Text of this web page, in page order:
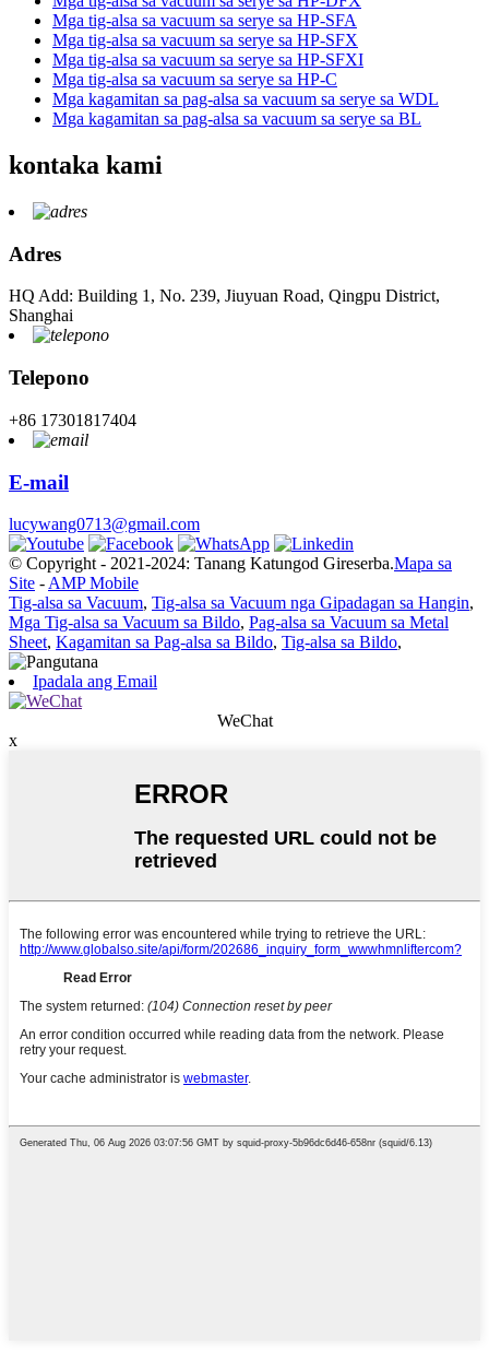
Mga tig-alsa sa vacuum sa serye sa HP-SFA
Mga tig-alsa sa vacuum sa serye sa HP-SFX
Mga tig-alsa sa vacuum sa serye sa HP-SFXI
Mga tig-alsa sa vacuum sa serye sa HP-C
Mga kagamitan sa pag-alsa sa vacuum sa serye sa WDL
Mga kagamitan sa pag-alsa sa vacuum sa serye sa BL
kontaka kami
Adres
HQ Add: Building 1, No. 239, Jiuyuan Road, Qingpu District,
Shanghai
Telepono
+86 17301817404
E-mail
lucywang0713@gmail.com
© Copyright - 2021-2024: Tanang Katungod Gireserba.Mapa sa
Site - AMP Mobile
Tig-alsa sa Vacuum, Tig-alsa sa Vacuum nga Gipadagan sa Hangin,
Mga Tig-alsa sa Vacuum sa Bildo, Pag-alsa sa Vacuum sa Metal
Sheet, Kagamitan sa Pag-alsa sa Bildo, Tig-alsa sa Bildo,
Ipadala ang Email
WeChat
x